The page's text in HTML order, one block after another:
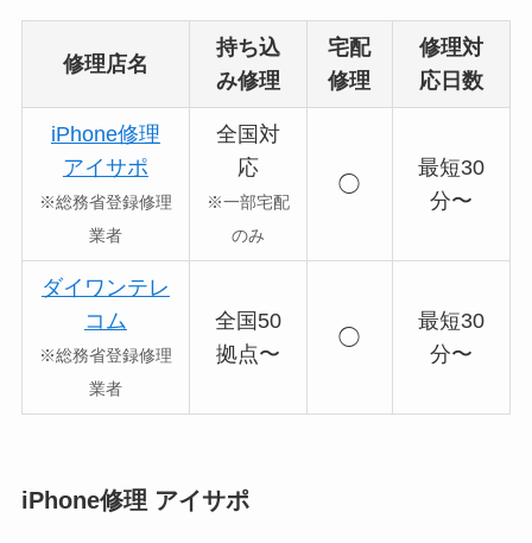
修理店名
持ち込
み修理
宅配
修理
修理対
応日数
iPhone修理
アイサポ
※総務省登録修理
業者
全国対
応
※一部宅配
のみ
◯
最短30
分〜
ダイワンテレ
コム
※総務省登録修理
業者
全国50
拠点〜
◯
最短30
分〜
iPhone修理 アイサポ